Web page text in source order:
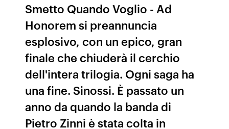
Smetto Quando Voglio - Ad
Honorem si preannuncia
esplosivo, con un epico, gran
finale che chiuderà il cerchio
dell'intera trilogia. Ogni saga ha
una fine. Sinossi. È passato un
anno da quando la banda di
Pietro Zinni è stata colta in